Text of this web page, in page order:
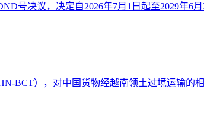
号决议，决定自2026年7月1日起至2029年6
BCT），对中国货物经越南领土过境运输的